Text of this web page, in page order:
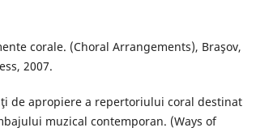
corale. (Choral Arrangements), Braşov,
2007.
de apropiere a repertoriului coral destinat
muzical contemporan. (Ways of